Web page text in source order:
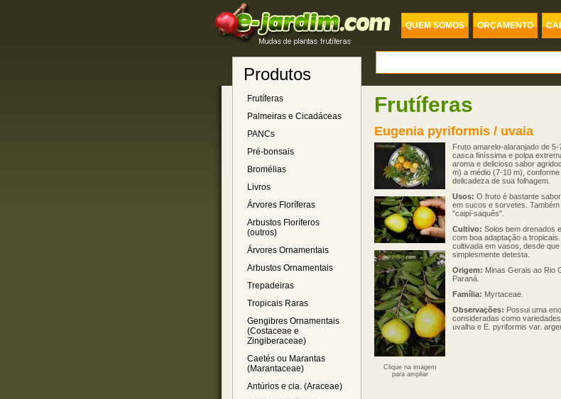
QUEM SOMOS ORÇAMENTO
Produtos
Frutíferas
Palmeiras e Cicadáceas
PANCs
Pré-bonsais
Bromélias
Livros
Árvores Floríferas
Arbustos Floríferos
(outros)
Árvores Ornamentais
Arbustos Ornamentais
Trepadeiras
Tropicais Raras
Gengibres Ornamentais
(Costaceae e
Zingiberaceae)
Caetés ou Marantas
(Marantaceae)
Antúrios e cia. (Araceae)
Frutíferas
Eugenia pyriformis / uvaia
Clique na imagem
para ampliar
Fruto amarelo-alaranjado de
casca finíssima e polpa
aroma e delicioso sabor
m) a médio (7-10 m),
delicadeza de sua folhagem.
Usos: O fruto é bastante
em sucos e sorvetes.
"caipi-saquês".
Cultivo: Solos bem drenados
com boa adaptação a
cultivada em vasos, desde
simplesmente detesta.
Origem: Minas Gerais ao Rio
Paraná.
Família: Myrtaceae.
Observações: Possui uma
consideradas como
uvalha e E. pyriformis var.